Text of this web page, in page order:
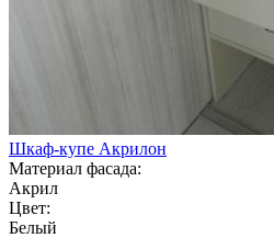
Шкаф-купе Акрилон
Материал фасада:
Акрил
Цвет:
Белый